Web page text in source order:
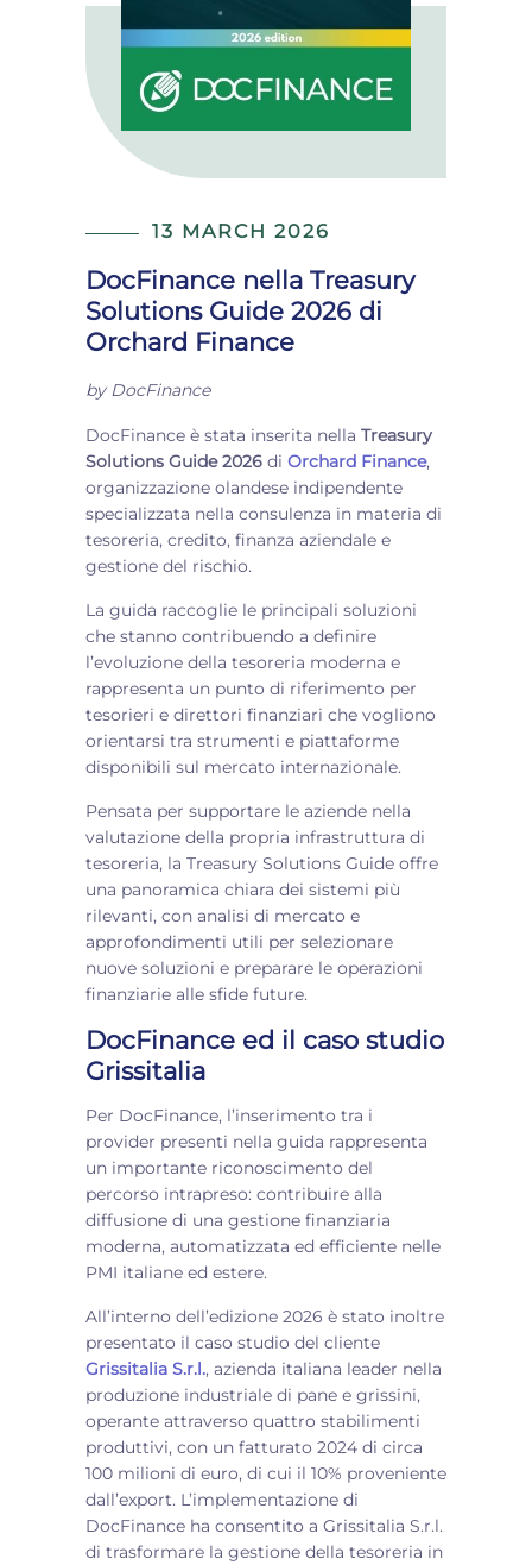
13 MARCH 2026
DocFinance nella Treasury
Solutions Guide 2026 di
Orchard Finance
by DocFinance
DocFinance è stata inserita nella Treasury
Solutions Guide 2026 di Orchard Finance,
organizzazione olandese indipendente
specializzata nella consulenza in materia di
tesoreria, credito, finanza aziendale e
gestione del rischio.
La guida raccoglie le principali soluzioni
che stanno contribuendo a definire
l’evoluzione della tesoreria moderna e
rappresenta un punto di riferimento per
tesorieri e direttori finanziari che vogliono
orientarsi tra strumenti e piattaforme
disponibili sul mercato internazionale.
Pensata per supportare le aziende nella
valutazione della propria infrastruttura di
tesoreria, la Treasury Solutions Guide offre
una panoramica chiara dei sistemi più
rilevanti, con analisi di mercato e
approfondimenti utili per selezionare
nuove soluzioni e preparare le operazioni
finanziarie alle sfide future.
DocFinance ed il caso studio
Grissitalia
Per DocFinance, l’inserimento tra i
provider presenti nella guida rappresenta
un importante riconoscimento del
percorso intrapreso: contribuire alla
diffusione di una gestione finanziaria
moderna, automatizzata ed efficiente nelle
PMI italiane ed estere.
All’interno dell’edizione 2026 è stato inoltre
presentato il caso studio del cliente
Grissitalia S.r.l., azienda italiana leader nella
produzione industriale di pane e grissini,
operante attraverso quattro stabilimenti
produttivi, con un fatturato 2024 di circa
100 milioni di euro, di cui il 10% proveniente
dall’export. L’implementazione di
DocFinance ha consentito a Grissitalia S.r.l.
di trasformare la gestione della tesoreria in